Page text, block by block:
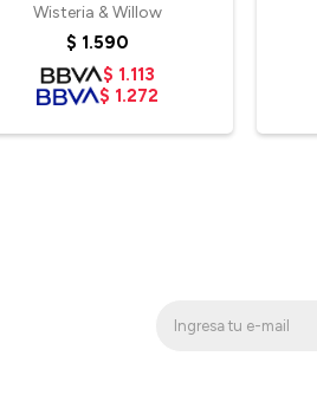
Wisteria & Willow
$ 1.590
$ 1.113
$ 1.272